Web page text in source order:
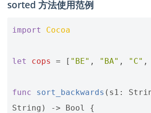
sorted 方法使用范例
import Cocoa
let cops = [ "BE" , "BA" , "C" ,
func sort_backwards ( s1 :
String ) -> Bool
{